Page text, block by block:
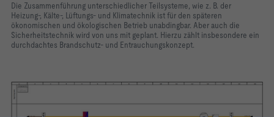
Die Zusammenführung unterschiedlicher Teilsysteme, wie z. B. der
Heizung-, Kälte-, Lüftungs- und Klimatechnik ist für den späteren
ökonomischen und ökologischen Betrieb unabdingbar. Aber auch die
Sicherheitstechnik wird von uns mit geplant. Hierzu zählt insbesondere ein
durchdachtes Brandschutz- und Entrauchungskonzept.